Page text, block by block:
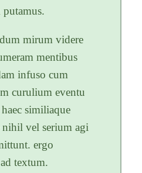
putamus.
mirum videre
mentibus
infuso cum
curulium eventu
similiaque
vel serium agi
ergo
textum.